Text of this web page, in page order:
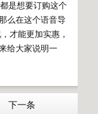
是想要订购这个
么在这个语音导
才能更加实惠，
给大家说明一
下一条